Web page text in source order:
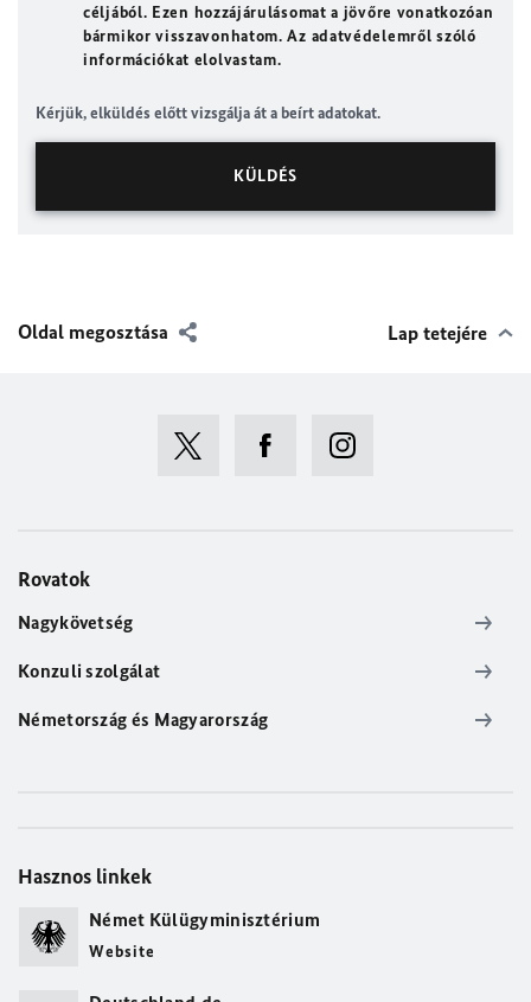
céljából. Ezen hozzájárulásomat a jövőre vonatkozóan
bármikor visszavonhatom. Az adatvédelemről szóló
információkat elolvastam.
Kérjük, elküldés előtt vizsgálja át a beírt adatokat.
Oldal megosztása Lap tetejére
Rovatok
Nagykövetség
Konzuli szolgálat
Németország és Magyarország
Hasznos linkek
Német Külügyminisztérium
Website